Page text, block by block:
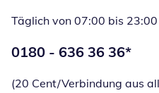
Täglich von 07:00 bis
Telefonnummer:
0180 - 636 36 36*
(20 Cent/Verbindung aus